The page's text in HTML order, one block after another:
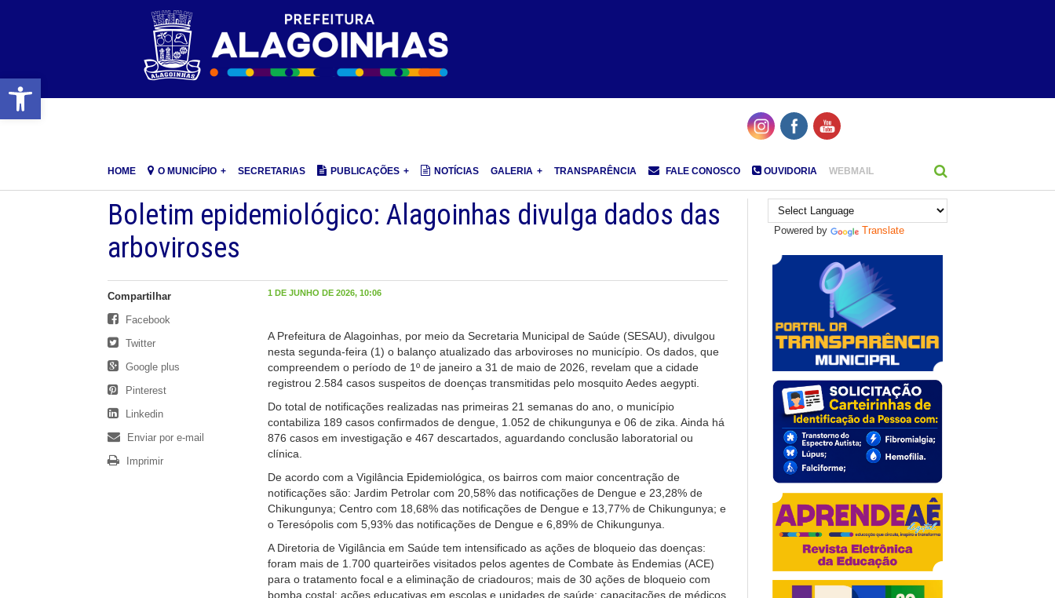
Barra de Ferramentas Aberta
HOME O MUNICÍPIO SECRETARIAS PUBLICAÇÕES NOTÍCIAS GALERIA TRANSPARÊNCIA FALE CONOSCO OUVIDORIA WEBMAIL
Boletim epidemiológico: Alagoinhas divulga dados das
arboviroses
1 DE JUNHO DE 2026, 10:06
A Prefeitura de Alagoinhas, por meio da Secretaria Municipal de Saúde (SESAU), divulgou
nesta segunda-feira (1) o balanço atualizado das arboviroses no município. Os dados, que
compreendem o período de 1º de janeiro a 31 de maio de 2026, revelam que a cidade
registrou 2.584 casos suspeitos de doenças transmitidas pelo mosquito Aedes aegypti.
Do total de notificações realizadas nas primeiras 21 semanas do ano, o município
contabiliza 189 casos confirmados de dengue, 1.052 de chikungunya e 06 de zika. Ainda há
876 casos em investigação e 467 descartados, aguardando conclusão laboratorial ou
clínica.
De acordo com a Vigilância Epidemiológica, os bairros com maior concentração de
notificações são: Jardim Petrolar com 20,58% das notificações de Dengue e 23,28% de
Chikungunya; Centro com 18,68% das notificações de Dengue e 13,77% de Chikungunya; e
o Teresópolis com 5,93% das notificações de Dengue e 6,89% de Chikungunya.
A Diretoria de Vigilância em Saúde tem intensificado as ações de bloqueio das doenças:
foram mais de 1.700 quarteirões visitados pelos agentes de Combate às Endemias (ACE)
para o tratamento focal e a eliminação de criadouros; mais de 30 ações de bloqueio com
bomba costal; ações educativas em escolas e unidades de saúde; capacitações de médicos
Compartilhar
Facebook
Twitter
Google plus
Pinterest
Linkedin
Enviar por e-mail
Imprimir
Powered by Translate